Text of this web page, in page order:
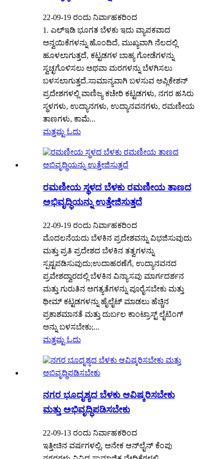
22-09-19 ರಂದು ನಿರ್ವಾಹಕರಿಂದ
1. ಎಲ್ಇಡಿ ಭೂಗತ ಬೆಳಕು ಇದು ವ್ಯಾಪಕವಾದ
ಅನ್ವಯಿಕೆಗಳನ್ನು ಹೊಂದಿದೆ, ಮುಖ್ಯವಾಗಿ ನೆಲದಲ್ಲಿ
ಹೂಳಲಾಗುತ್ತದೆ, ಕಟ್ಟಡಗಳ ಬಾಹ್ಯ ಗೋಡೆಗಳನ್ನು
ಸ್ವಚ್ಛಗೊಳಿಸಲು ಅಥವಾ ಮರಗಳನ್ನು ಬೆಳಗಿಸಲು
ಬಳಸಲಾಗುತ್ತದೆ.ಸಾಮಾನ್ಯವಾಗಿ ಬಳಸುವ ಅಪ್ಲಿಕೇಶನ್
ಪ್ರದೇಶಗಳಲ್ಲಿ ವಾಣಿಜ್ಯ ಕಚೇರಿ ಕಟ್ಟಡಗಳು, ನಗರ ಹಸಿರು
ಸ್ಥಳಗಳು, ಉದ್ಯಾನಗಳು, ಉದ್ಯಾನವನಗಳು, ರಮಣೀಯ
ತಾಣಗಳು, ಕಾಮೆ...
ಮತ್ತಷ್ಟು ಓದು
ರಮಣೀಯ ಸ್ಥಳದ ಬೆಳಕು ರಮಣೀಯ ತಾಣದ
ಅಭಿವೃದ್ಧಿಯನ್ನು ಉತ್ತೇಜಿಸುತ್ತದೆ
22-09-19 ರಂದು ನಿರ್ವಾಹಕರಿಂದ
ಮೊದಲನೆಯದು ಬೆಳಕಿನ ಪ್ರದೇಶವನ್ನು ವಿಭಜಿಸುವುದು
ಮತ್ತು ಪ್ರತಿ ಪ್ರದೇಶದ ಬೆಳಕಿನ ತತ್ವಗಳನ್ನು
ಸ್ಪಷ್ಟಪಡಿಸುವುದು;ಉದಾಹರಣೆಗೆ, ಉದ್ಯಾನವನದ
ಪ್ರವೇಶದ್ವಾರದಲ್ಲಿ ಬೆಳಕಿನ ವಿನ್ಯಾಸವು ಮಾರ್ಗದರ್ಶನ
ಮತ್ತು ಗುರುತಿನ ಅಗತ್ಯತೆಗಳನ್ನು ಪೂರೈಸಬೇಕು ಮತ್ತು
ಥೀಮ್ ಕಟ್ಟಡಗಳನ್ನು ಹೈಲೈಟ್ ಮಾಡಲು ಹೆಚ್ಚಿನ
ಪ್ರಕಾಶಮಾನತೆ ಮತ್ತು ದುರ್ಬಲ ಕಾಂಟ್ರಾಸ್ಟ್ ಲೈಟಿಂಗ್
ಅನ್ನು ಬಳಸಬೇಕು;...
ಮತ್ತಷ್ಟು ಓದು
ನಗರ ಭೂದೃಶ್ಯದ ಬೆಳಕು ಆವಿಷ್ಕರಿಸಬೇಕು
ಮತ್ತು ಅಭಿವೃದ್ಧಿಪಡಿಸಬೇಕು
22-09-13 ರಂದು ನಿರ್ವಾಹಕರಿಂದ
ಇತ್ತೀಚಿನ ವರ್ಷಗಳಲ್ಲಿ, ಅನೇಕ ಆನ್‌ಲೈನ್ ಕೆಂಪು